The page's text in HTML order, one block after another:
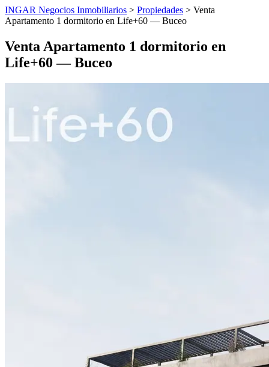
INGAR Negocios Inmobiliarios > Propiedades > Venta
Apartamento 1 dormitorio en Life+60 — Buceo
Venta Apartamento 1 dormitorio en
Life+60 — Buceo